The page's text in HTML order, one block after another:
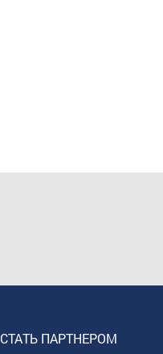
СТАТЬ ПАРТНЕРОМ